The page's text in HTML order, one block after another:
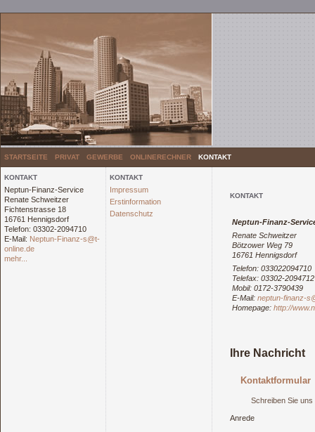
STARTSEITE PRIVAT GEWERBE ONLINERECHNER KONTAKT
KONTAKT
Neptun-Finanz-Service
Renate Schweitzer
Fichtenstrasse 18
16761 Hennigsdorf
Telefon: 03302-2094710
E-Mail: Neptun-Finanz-s@t-
online.de
mehr...
KONTAKT
Impressum
Erstinformation
Datenschutz
KONTAKT
Neptun-Finanz-
Renate Schweitzer
Bötzower Weg 79
16761 Hennigsdorf
Telefon: 033022094710
Telefax: 03302-2094712
Mobil: 0172-3790439
E-Mail: neptun-finanz-
Homepage: http://
Ihre Nachricht
Kontaktformular
Schreiben Sie
Anrede